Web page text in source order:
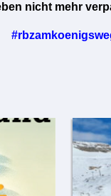
nicht mehr